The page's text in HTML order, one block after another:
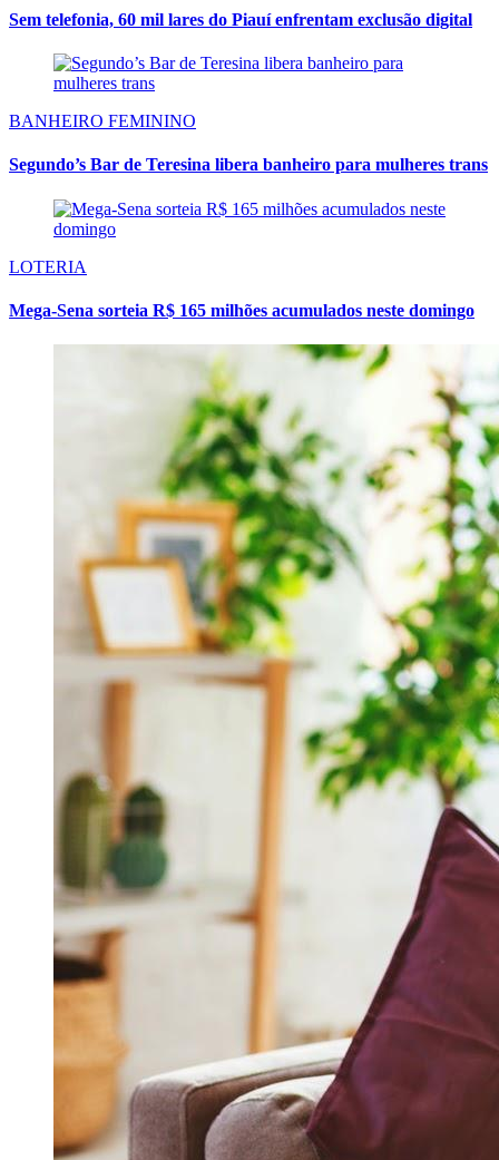
Sem telefonia, 60 mil lares do Piauí enfrentam exclusão digital
BANHEIRO FEMININO
Segundo’s Bar de Teresina libera banheiro para mulheres trans
LOTERIA
Mega-Sena sorteia R$ 165 milhões acumulados neste domingo